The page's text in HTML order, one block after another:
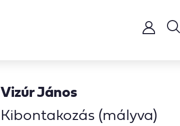
Vizúr János
Kibontakozás (mályva)